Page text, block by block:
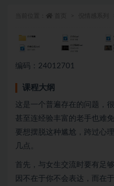
编码：24012701
课程大纲
这是一个普遍存在的问题，
甚至连经验丰富的老手也难
要想摆脱这种尴尬，跨过心
几点。
首先，与女生交流时要有足
因不在于你不会表达，而在